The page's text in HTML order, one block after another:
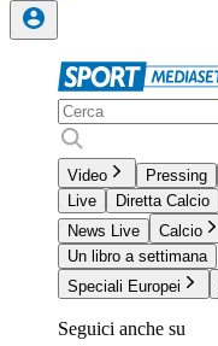
Video Pressing
Live
Diretta Calcio
News Live
Calcio
Un libro a settimana
Speciali Europei
Seguici anche su